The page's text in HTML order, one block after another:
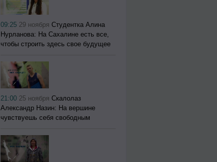
09:25 29 ноября Студентка Алина
Нурланова: На Сахалине есть все,
чтобы строить здесь свое будущее
21:00 25 ноября Скалолаз
Александр Назин: На вершине
чувствуешь себя свободным